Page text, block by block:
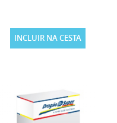
INCLUIR NA CESTA